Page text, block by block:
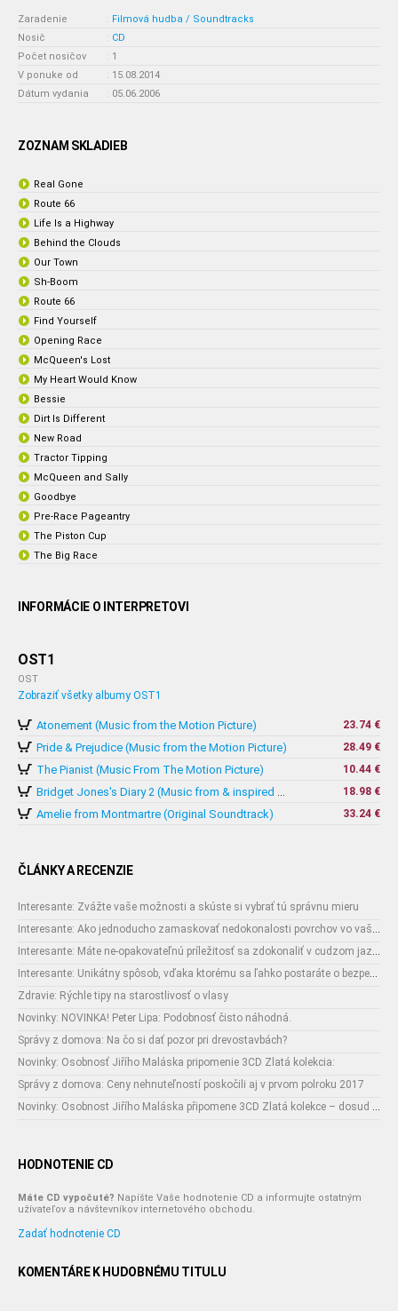
Zaradenie : Filmová hudba / Soundtracks
Nosič
: CD
Počet nosičov
: 1
V ponuke od
: 15.08.2014
Dátum vydania
: 05.06.2006
ZOZNAM SKLADIEB
Real Gone
Route 66
Life Is a Highway
Behind the Clouds
Our Town
Sh-Boom
Route 66
Find Yourself
Opening Race
McQueen's Lost
My Heart Would Know
Bessie
Dirt Is Different
New Road
Tractor Tipping
McQueen and Sally
Goodbye
Pre-Race Pageantry
The Piston Cup
The Big Race
INFORMÁCIE O INTERPRETOVI
OST1
OST
Zobraziť všetky albumy OST1
Atonement (Music from the Motion Picture) 23.74 €
Pride & Prejudice (Music from the Motion Picture) 28.49 €
The Pianist (Music From The Motion Picture)
10.44 €
Bridget Jones's Diary 2 (Music from & inspired by The Motion Picture)
18.98 €
Amelie from Montmartre (Original Soundtrack) 33.24 €
ČLÁNKY A RECENZIE
Interesante: Zvážte vaše možnosti a skúste si vybrať tú správnu mieru
Interesante: Ako jednoducho zamaskovať nedokonalosti povrchov vo vašom interiéri
Interesante: Máte ne-opakovateľnú príležitosť sa zdokonaliť v cudzom jazyku
Interesante: Unikátny spôsob, vďaka ktorému sa ľahko postaráte o bezpečnosť vašich zásielok
Zdravie: Rýchle tipy na starostlivosť o vlasy
Novinky: NOVINKA! Peter Lipa: Podobnosť čisto náhodná.
Správy z domova: Na čo si dať pozor pri drevostavbách?
Novinky: Osobnosť Jiřího Maláska pripomenie 3CD Zlatá kolekcia:
Správy z domova: Ceny nehnuteľností poskočili aj v prvom polroku 2017
Novinky: Osobnost Jiřího Maláska připomene 3CD Zlatá kolekce – dosud nejobsáhlejší soubor nahrávek legendárního umělce!
HODNOTENIE CD
Máte CD vypočuté? Napíšte Vaše hodnotenie CD a informujte ostatným
užívateľov a návštevníkov internetového obchodu.
Zadať hodnotenie CD
KOMENTÁRE K HUDOBNÉMU TITULU